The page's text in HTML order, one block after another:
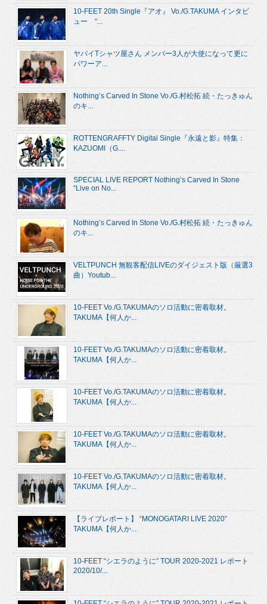
10-FEET 20th Single『アオ』 Vo./G.TAKUMA インタビ
ュー “...
ヤバイTシャツ屋さん メンバー3人が大使になって更に
パワーア...
Nothing’s Carved In Stone Vo./G.村松拓 続・たっきゅん
のキ...
ROTTENGRAFFTY Digital Single『永遠と影』特集：
KAZUOMI（G....
SPECIAL LIVE REPORT Nothing’s Carved In Stone
“Live on No...
Nothing’s Carved In Stone Vo./G.村松拓 続・たっきゅん
のキ...
VELTPUNCH 無観客配信LIVEのダイジェスト版（厳選3
曲）Youtub...
10-FEET Vo./G.TAKUMAのソロ活動に密着取材。
TAKUMA【何人か...
10-FEET Vo./G.TAKUMAのソロ活動に密着取材。
TAKUMA【何人か...
10-FEET Vo./G.TAKUMAのソロ活動に密着取材。
TAKUMA【何人か...
10-FEET Vo./G.TAKUMAのソロ活動に密着取材。
TAKUMA【何人か...
10-FEET Vo./G.TAKUMAのソロ活動に密着取材。
TAKUMA【何人か...
【ライブレポート】 “MONOGATARI LIVE 2020”
TAKUMA【何人か...
10-FEET “シエラのように” TOUR 2020-2021 レポート
2020/10/...